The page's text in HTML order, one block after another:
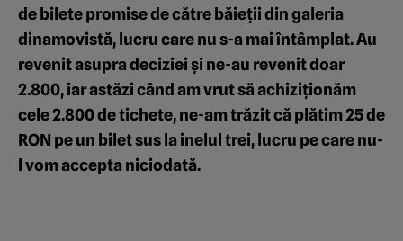
de bilete promise de către băieții din galeria
dinamovistă, lucru care nu s-a mai întâmplat. Au
revenit asupra deciziei și ne-au revenit doar
2.800, iar astăzi când am vrut să achiziționăm
cele 2.800 de tichete, ne-am trăzit că plătim 25 de
RON pe un bilet sus la inelul trei, lucru pe care nu-
l vom accepta niciodată.